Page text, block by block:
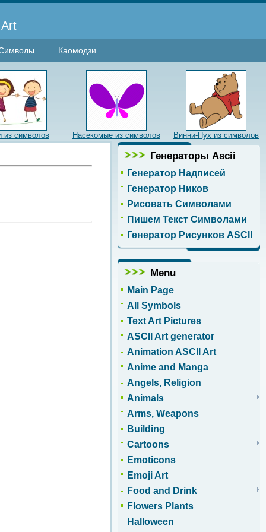
Каомодзи
из символов Насекомые из символов Винни-Пух из символов
Генераторы Ascii
Генератор Надписей
Генератор Ников
Рисовать Символами
Пишем Текст Символами
Генератор Рисунков ASCII
Menu
Main Page
All Symbols
Text Art Pictures
ASCII Art generator
Animation ASCII Art
Anime and Manga
Angels, Religion
Animals
Arms, Weapons
Building
Cartoons
Emoticons
Emoji Art
Food and Drink
Flowers Plants
Halloween